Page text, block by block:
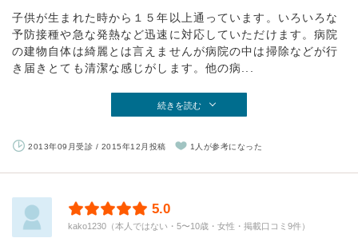
子供が生まれた時から１５年以上通っています。いろいろな
予防接種や急な発熱など迅速に対応していただけます。病院
の建物自体は綺麗とは言えませんが病院の中は掃除などが行
き届きとても清潔な感じがします。他の病...
続きを読む
2013年09月受診 / 2015年12月投稿 1人が参考になった
5.0
kako1230（本人ではない・5〜10歳・女性・掲載口コミ9件）